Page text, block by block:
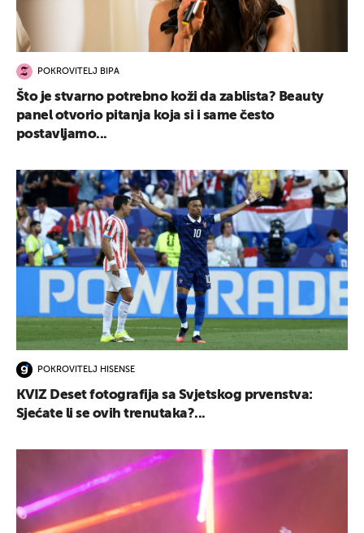
POKROVITELJ BIPA
Što je stvarno potrebno koži da zablista? Beauty
panel otvorio pitanja koja si i same često
postavljamo...
POKROVITELJ HISENSE
KVIZ Deset fotografija sa Svjetskog prvenstva:
Sjećate li se ovih trenutaka?...